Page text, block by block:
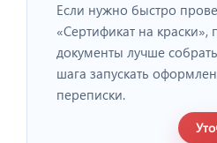
Если нужно быстро
«Сертификат на краски»,
документы лучше
шага запускать
переписки.